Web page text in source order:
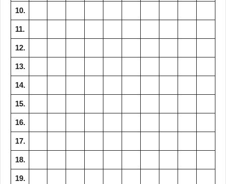
10.
11.
12.
13.
14.
15.
16.
17.
18.
19.